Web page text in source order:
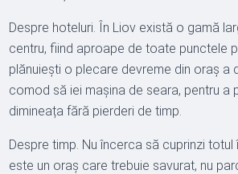
Despre hoteluri. În Liov există o gamă
centru, fiind aproape de toate punctele
plănuiești o plecare devreme din oraș a
comod să iei mașina de seara, pentru a
dimineața fără pierderi de timp.
Despre timp. Nu încerca să cuprinzi totul
este un oraș care trebuie savurat, nu